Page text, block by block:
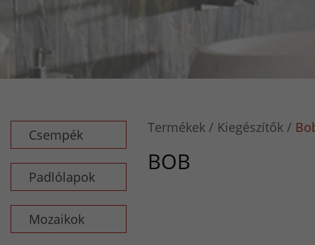
Csempék
Padlólapok
Mozaikok
Termékek Kiegészítők
BOB